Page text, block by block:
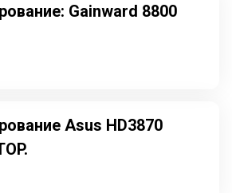
Gainward 8800
Asus HD3870